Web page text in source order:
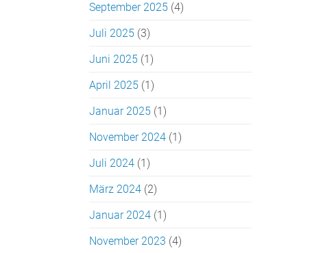
September 2025(4)
Juli 2025(3)
Juni 2025(1)
April 2025(1)
Januar 2025(1)
November 2024(1)
Juli 2024(1)
März 2024(2)
Januar 2024(1)
November 2023 (4)